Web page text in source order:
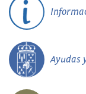
Ayudas